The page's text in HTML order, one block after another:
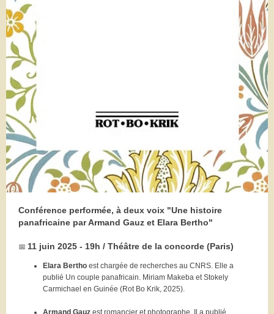
Conférence performée, à deux voix "Une histoire
panafricaine par Armand Gauz et Elara Bertho"
📅 11 juin 2025 - 19h / Théâtre de la concorde (Paris)
Elara Bertho est chargée de recherches au CNRS. Elle a
publié Un couple panafricain. Miriam Makeba et Stokely
Carmichael en Guinée (Rot Bo Krik, 2025).
Armand Gauz est romancier et photographe. Il a publié